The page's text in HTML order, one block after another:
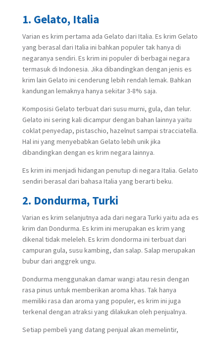
1. Gelato, Italia
Varian es krim pertama ada Gelato dari Italia. Es krim Gelato
yang berasal dari Italia ini bahkan populer tak hanya di
negaranya sendiri. Es krim ini populer di berbagai negara
termasuk di Indonesia. Jika dibandingkan dengan jenis es
krim lain Gelato ini cenderung lebih rendah lemak. Bahkan
kandungan lemaknya hanya sekitar 3-8% saja.
Komposisi Gelato terbuat dari susu murni, gula, dan telur.
Gelato ini sering kali dicampur dengan bahan lainnya yaitu
coklat penyedap, pistaschio, hazelnut sampai stracciatella.
Hal ini yang menyebabkan Gelato lebih unik jika
dibandingkan dengan es krim negara lainnya.
Es krim ini menjadi hidangan penutup di negara Italia. Gelato
sendiri berasal dari bahasa Italia yang berarti beku.
2. Dondurma, Turki
Varian es krim selanjutnya ada dari negara Turki yaitu ada es
krim dan Dondurma. Es krim ini merupakan es krim yang
dikenal tidak meleleh. Es krim dondorma ini terbuat dari
campuran gula, susu kambing, dan salap. Salap merupakan
bubur dari anggrek ungu.
Dondurma menggunakan damar wangi atau resin dengan
rasa pinus untuk memberikan aroma khas. Tak hanya
memiliki rasa dan aroma yang populer, es krim ini juga
terkenal dengan atraksi yang dilakukan oleh penjualnya.
Setiap pembeli yang datang penjual akan memelintir,